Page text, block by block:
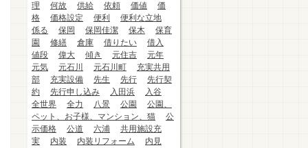
理
何故 供給 依頼 価値
価
格
価格設定 便利
便利な立地
係る
保岡 保岡佳潔 保木
保育
園
修繕 倉庫 借りたい
借入
値段
偉大 傾き 元住吉
元年
元気
元石川 元石川町
充実共用
部
充実設備 先生 先行
先行契
約
先行申し込み 入田浜
入谷
全世界
全力 八景 公園
公園、
ペット、お子様、マンション、猫
公
示価格
公道 六浦
共用施設充
実
内装 内装リフォーム
内見